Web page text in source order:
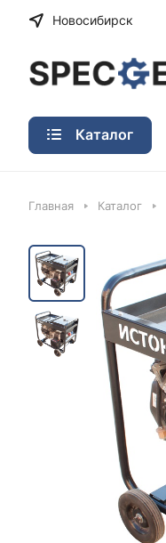
Новосибирск
Каталог
Главная Каталог